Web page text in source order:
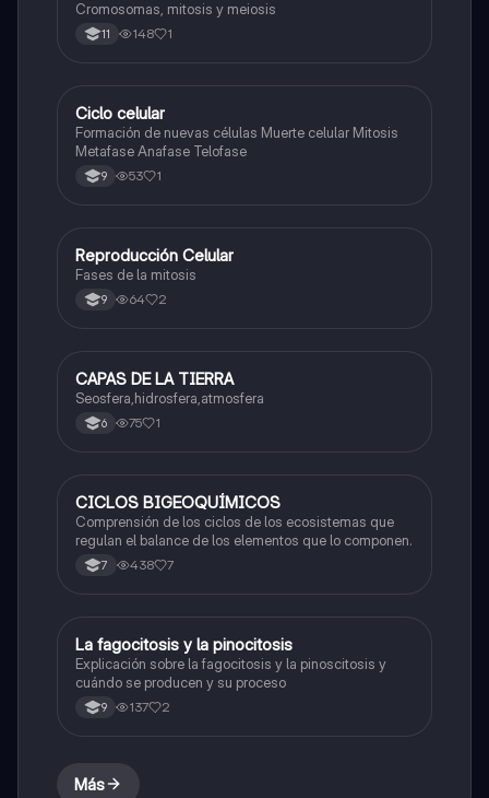
Cromosomas, mitosis y meiosis
11 148 1
Biologia
Ciclo celular
Formación de nuevas células Muerte celular Mitosis
Metafase Anafase Telofase
9 53 1
Biologia
Reproducción Celular
Fases de la mitosis
9 64 2
Biologia
CAPAS DE LA TIERRA
Seosfera,hidrosfera,atmosfera
6 75 1
Biologia
CICLOS BIGEOQUÍMICOS
Comprensión de los ciclos de los ecosistemas que
regulan el balance de los elementos que lo componen.
7 438 7
Biologia
La fagocitosis y la pinocitosis
Explicación sobre la fagocitosis y la pinoscitosis y
cuándo se producen y su proceso
9 137 2
Más